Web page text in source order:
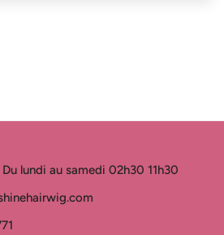
Du lundi au samedi 02h30 11h30